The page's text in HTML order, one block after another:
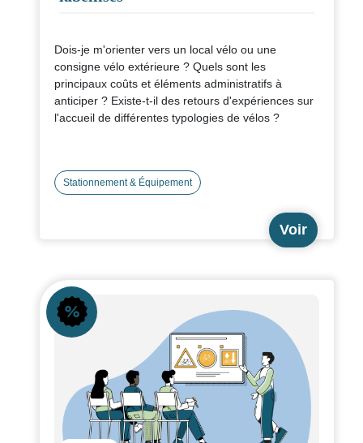
Dois-je m'orienter vers un local vélo ou une
consigne vélo extérieure ? Quels sont les
principaux coûts et éléments administratifs à
anticiper ? Existe-t-il des retours d'expériences sur
l'accueil de différentes typologies de vélos ?
que nous avons interrogé une dizaine de labellisés
vous donner quelques clés pour initier ou améliorer
votre parc de stationnement vélo au travail.
Stationnement & Équipement
Voir
Icône